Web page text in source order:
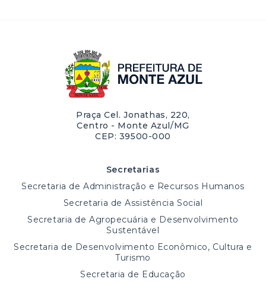
Praça Cel. Jonathas, 220,
Centro - Monte Azul/MG
CEP: 39500-000
Secretarias
Secretaria de Administração e Recursos Humanos
Secretaria de Assistência Social
Secretaria de Agropecuária e Desenvolvimento
Sustentável
Secretaria de Desenvolvimento Econômico, Cultura e
Turismo
Secretaria de Educação